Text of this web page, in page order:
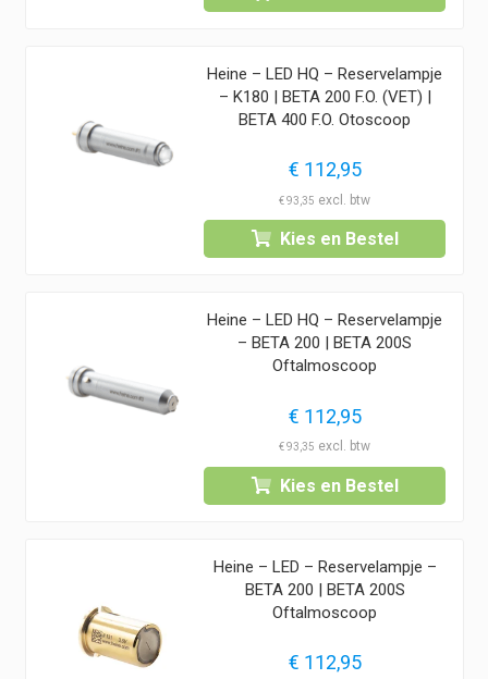
Heine – LED HQ – Reservelampje
– K180 | BETA 200 F.O. (VET) |
BETA 400 F.O. Otoscoop
€ 112,95
€93,35
Kies en Bestel
Heine – LED HQ – Reservelampje
– BETA 200 | BETA 200S
Oftalmoscoop
€ 112,95
€93,35
Kies en Bestel
Heine – LED – Reservelampje –
BETA 200 | BETA 200S
Oftalmoscoop
€ 112,95